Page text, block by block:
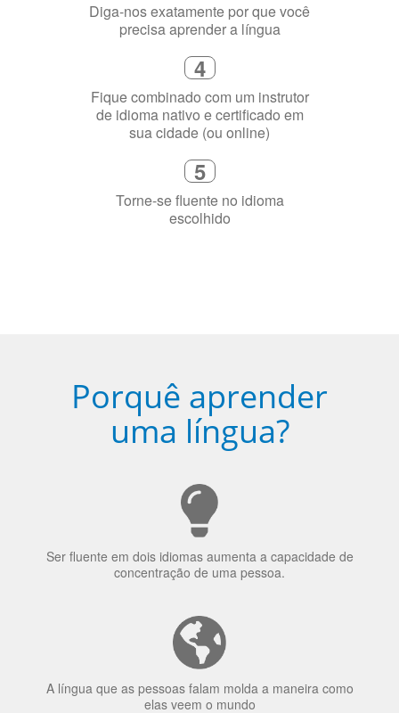
Selecione uma duração de curso
flexível que se ajuste à sua agenda
3
Diga-nos exatamente por que você
precisa aprender a língua
4
Fique combinado com um instrutor
de idioma nativo e certificado em
sua cidade (ou online)
Porquê aprender
uma língua?
Ser fluente em dois idiomas aumenta a capacidade de
concentração de uma pessoa.